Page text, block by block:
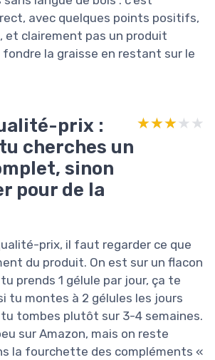
avec quelques points positifs,
et clairement pas un produit
la graisse en restant sur le
prix :
cherches un
sinon
pour de la
★★★★★
★★★★★
prix, il faut regarder ce que
du produit. On est sur un flacon
prends 1 gélule par jour, ça te
tu montes à 2 gélules les jours
tombes plutôt sur 3-4 semaines.
sur Amazon, mais on reste
la fourchette des compléments «